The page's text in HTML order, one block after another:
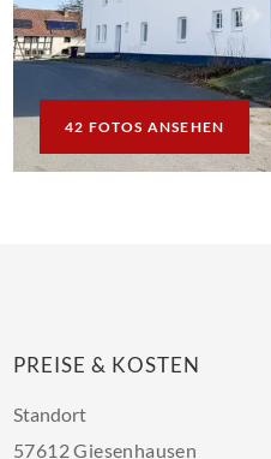
42 FOTOS ANSEHEN
PREISE & KOSTEN
Standort
57612 Giesenhausen